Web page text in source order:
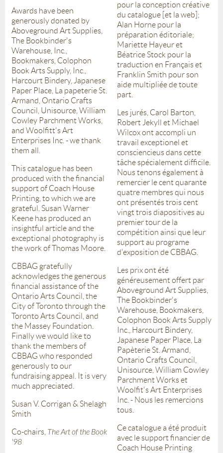
Awards have been
generously donated by
Aboveground Art Supplies,
The Bookbinder's
Warehouse, Inc.,
Bookmakers, Colophon
Book Arts Supply, Inc.,
Harcourt Bindery, Japanese
Paper Place, La papeterie St.
Armand, Ontario Crafts
Council, Unisource, William
Cowley Parchment Works,
and Woolfitt's Art
Enterprises Inc. - we thank
them all.
This catalogue has been
produced with the financial
support of Coach House
Printing, to which we are
grateful. Susan Warner
Keene has produced an
insightful article and the
exceptional photography is
the work of Thomas Moore.
CBBAG gratefully
acknowledges the generous
financial assistance of the
Ontario Arts Council, the
City of Toronto through the
Toronto Arts Council, and
the Massey Foundation.
Finally we would like to
thank the members of
CBBAG who responded
generously to our
fundraising appeal. It is very
much appreciated.
Susan V. Corrigan & Shelagh
Smith
Co-chairs, The Art of the Book
'98
pour la conception créative
du catalogue [et la web];
Alan Horne pour la
préparation éditoriale;
Mariette Hayeur et
Béatrice Stock pour la
traduction en Français et
Franklin Smith pour son
aide multipliée de toute
part.
Les jurés, Carol Barton,
Robert Jekyll et Michael
Wilcox ont accompli un
travail exceptionel et
consciencieus dans cette
tâche spécialement difficile.
Nous tenons également à
remercier le cent quarante
quatre membres qui nous
ont présentés trois cent
vingt trois diapositives au
premier tour de la
compétition ainsi que leur
support au programe
d'exposition de CBBAG.
Les prix ont été
généreusement offert par
Aboveground Art Supplies,
The Bookbinder's
Warehouse, Bookmakers,
Colophon Book Arts Supply
Inc., Harcourt Bindery,
Japanese Paper Place, La
Papèterie St. Armand,
Ontario Crafts Council,
Unisource, William Cowley
Parchment Works et
Woolfit's Art Enterprises
Inc. - Nous les remercions
tous.
Ce catalogue a été produit
avec le support financier de
Coach House Printing